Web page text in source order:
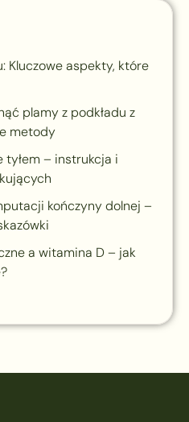
Kluczowe aspekty, które
plamy z podkładu z
metody
tyłem – instrukcja i
kończyny dolnej –
a witamina D – jak